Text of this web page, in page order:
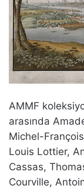
AMMF
arasında
Michel-
Louis Lottier,
Cassas,
Courville,